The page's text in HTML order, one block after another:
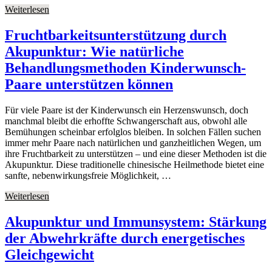
Weiterlesen
Fruchtbarkeitsunterstützung durch
Akupunktur: Wie natürliche
Behandlungsmethoden Kinderwunsch-
Paare unterstützen können
Für viele Paare ist der Kinderwunsch ein Herzenswunsch, doch
manchmal bleibt die erhoffte Schwangerschaft aus, obwohl alle
Bemühungen scheinbar erfolglos bleiben. In solchen Fällen suchen
immer mehr Paare nach natürlichen und ganzheitlichen Wegen, um
ihre Fruchtbarkeit zu unterstützen – und eine dieser Methoden ist die
Akupunktur. Diese traditionelle chinesische Heilmethode bietet eine
sanfte, nebenwirkungsfreie Möglichkeit, …
Weiterlesen
Akupunktur und Immunsystem: Stärkung
der Abwehrkräfte durch energetisches
Gleichgewicht